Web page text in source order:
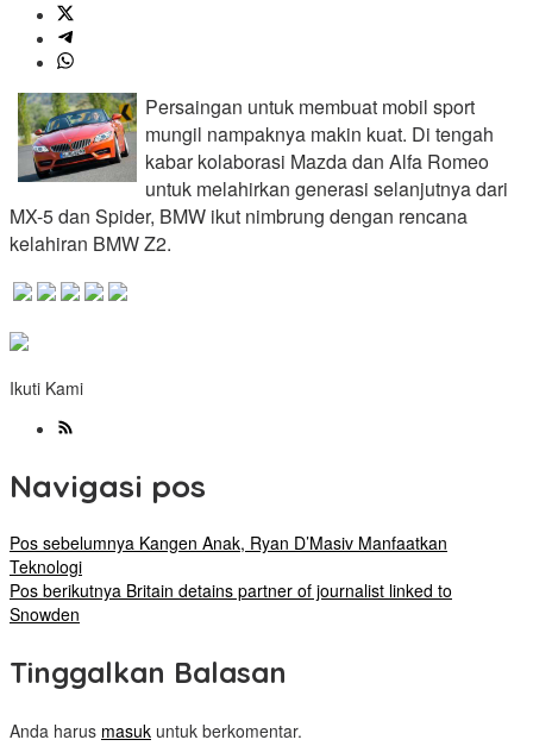
Persaingan untuk membuat mobil sport
mungil nampaknya makin kuat. Di tengah
kabar kolaborasi Mazda dan Alfa Romeo
untuk melahirkan generasi selanjutnya dari
MX-5 dan Spider, BMW ikut nimbrung dengan rencana
kelahiran BMW Z2.
Ikuti Kami
Navigasi pos
Pos sebelumnya Kangen Anak, Ryan D’Masiv Manfaatkan
Teknologi
Pos berikutnya Britain detains partner of journalist linked to
Snowden
Tinggalkan Balasan
Anda harus masuk untuk berkomentar.